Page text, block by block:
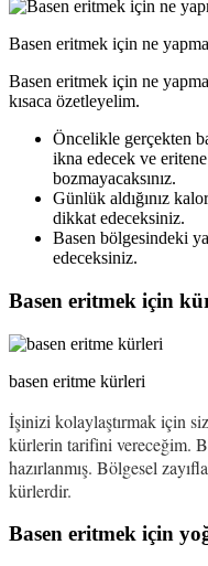
Basen eritmek için ne
Basen eritmek için ne
kısaca özetleyelim.
Öncelikle gerçekten
ikna edecek ve
bozmayacaksınız.
Günlük aldığınız
dikkat edeceksiniz.
Basen bölgesindeki
edeceksiniz.
Basen eritmek için
basen eritme kürleri
İşinizi kolaylaştırmak için
kürlerin tarifini vereceğim.
hazırlanmış. Bölgesel
kürlerdir.
Basen eritmek için